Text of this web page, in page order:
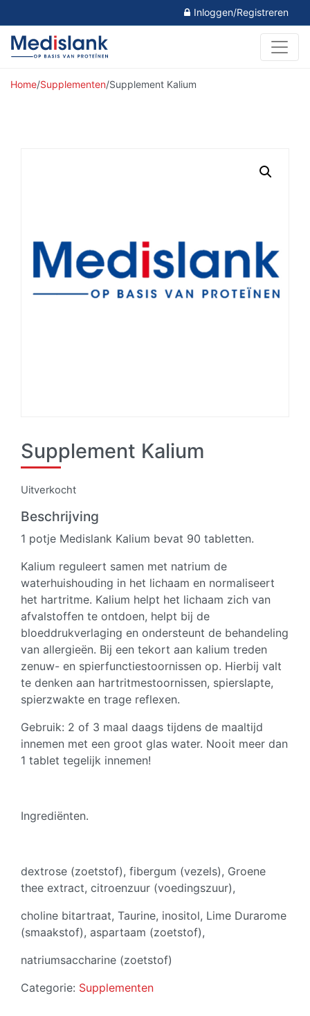
Inloggen/Registreren
Home/Supplementen/Supplement Kalium
Supplement Kalium
Uitverkocht
Beschrijving
1 potje Medislank Kalium bevat 90 tabletten.
Kalium reguleert samen met natrium de
waterhuishouding in het lichaam en normaliseert
het hartritme. Kalium helpt het lichaam zich van
afvalstoffen te ontdoen, helpt bij de
bloeddrukverlaging en ondersteunt de behandeling
van allergieën. Bij een tekort aan kalium treden
zenuw- en spierfunctiestoornissen op. Hierbij valt
te denken aan hartritmestoornissen, spierslapte,
spierzwakte en trage reflexen.
Gebruik: 2 of 3 maal daags tijdens de maaltijd
innemen met een groot glas water. Nooit meer dan
1 tablet tegelijk innemen!
Ingrediënten.
dextrose (zoetstof), fibergum (vezels), Groene
thee extract, citroenzuur (voedingszuur),
choline bitartraat, Taurine, inositol, Lime Durarome
(smaakstof), aspartaam (zoetstof),
natriumsaccharine (zoetstof)
Categorie: Supplementen